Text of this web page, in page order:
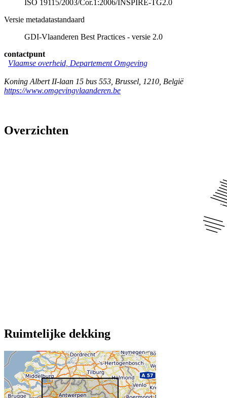
ISO 19115/2003/Cor.1:2006/INSPIRE-TG2.0
Versie metadatastandaard
GDI-Vlaanderen Best Practices - versie 2.0
contactpunt
Vlaamse overheid, Departement Omgeving
Koning Albert II-laan 15 bus 553 Brussel 1210 België
https://www.omgevingvlaanderen.be
Overzichten
Ruimtelijke dekking